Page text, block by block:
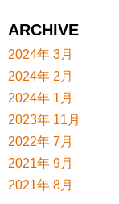
ARCHIVE
2024年 3月
2024年 2月
2024年 1月
2023年 11月
2022年 7月
2021年 9月
2021年 8月